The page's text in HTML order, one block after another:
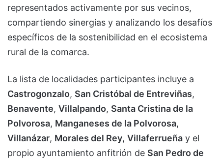
representados activamente por sus vecinos,
compartiendo sinergias y analizando los desafíos
específicos de la sostenibilidad en el ecosistema
rural de la comarca.
La lista de localidades participantes incluye a
Castrogonzalo, San Cristóbal de Entreviñas,
Benavente, Villalpando, Santa Cristina de la
Polvorosa, Manganeses de la Polvorosa,
Villanázar, Morales del Rey, Villaferrueña y el
propio ayuntamiento anfitrión de San Pedro de